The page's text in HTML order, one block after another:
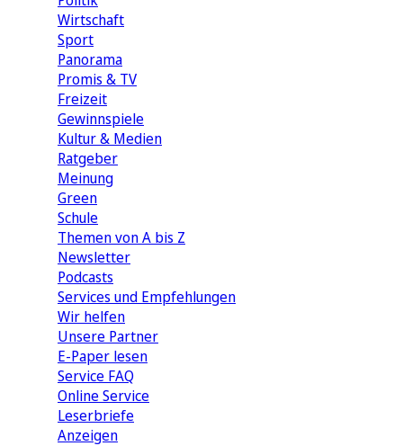
Wirtschaft
Sport
Panorama
Promis & TV
Freizeit
Gewinnspiele
Kultur & Medien
Ratgeber
Meinung
Green
Schule
Themen von A bis Z
Newsletter
Podcasts
Services und Empfehlungen
Wir helfen
Unsere Partner
E-Paper lesen
Service FAQ
Online Service
Leserbriefe
Anzeigen